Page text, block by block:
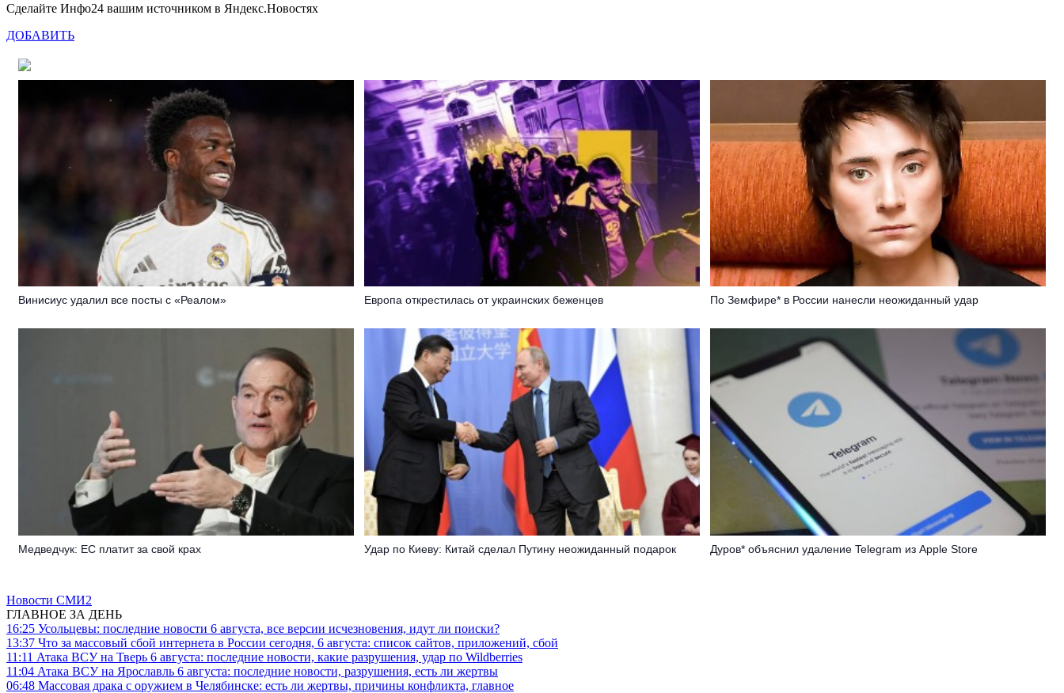
Сделайте Инфо24 вашим источником в Яндекс.Новостях
ДОБАВИТЬ
Винисиус удалил все посты с «Реалом» Европа открестилась от украинских беженцев По Земфире* в России нанесли неожиданный удар
Медведчук: ЕС платит за свой крах Удар по Киеву: Китай сделал Путину неожиданный подарок Дуров* объяснил удаление Telegram из Apple Store
Новости СМИ2
ГЛАВНОЕ ЗА ДЕНЬ
16:25 Усольцевы: последние новости 6 августа, все версии исчезновения, идут ли поиски?
13:37 Что за массовый сбой интернета в России сегодня, 6 августа: список сайтов, приложений, сбой
11:11 Атака ВСУ на Тверь 6 августа: последние новости, какие разрушения, удар по Wildberries
11:04 Атака ВСУ на Ярославль 6 августа: последние новости, разрушения, есть ли жертвы
06:48 Массовая драка с оружием в Челябинске: есть ли жертвы, причины конфликта, главное